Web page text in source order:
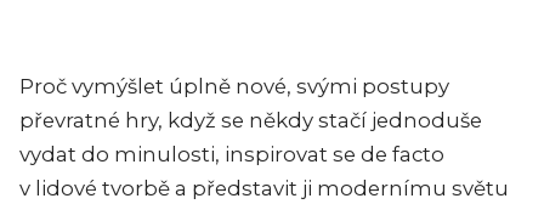
Proč vymýšlet úplně nové, svými postupy
převratné hry, když se někdy stačí jednoduše
vydat do minulosti, inspirovat se de facto
v lidové tvorbě a představit ji modernímu světu